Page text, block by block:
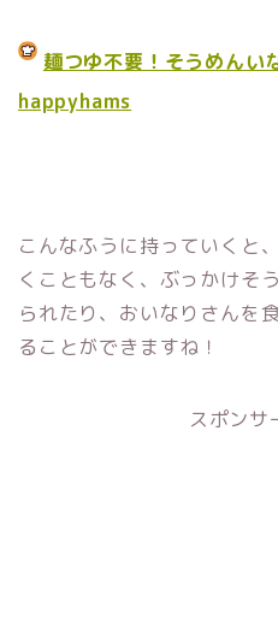
麺つゆ不要！そうめん
happyhams
こんなふうに持っていくと
くこともなく、ぶっかけそ
られたり、おいなりさんを
ることができますね！
スポンサ